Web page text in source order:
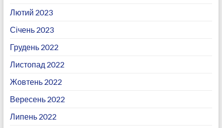
Лютий 2023
Січень 2023
Грудень 2022
Листопад 2022
Жовтень 2022
Вересень 2022
Липень 2022